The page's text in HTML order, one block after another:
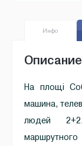
Инфо
Описание
На площі
машина,
людей
маршрутного